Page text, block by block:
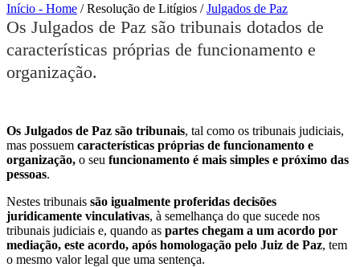
Início - Home /Resolução de Litígios /Julgados de Paz
Os Julgados de Paz são tribunais dotados de
características próprias de funcionamento e
organização.
Os Julgados de Paz são tribunais, tal como os tribunais judiciais,
mas possuem características próprias de funcionamento e
organização, o seu funcionamento é mais simples e próximo das
pessoas.
Nestes tribunais são igualmente proferidas decisões
juridicamente vinculativas, à semelhança do que sucede nos
tribunais judiciais e, quando as partes chegam a um acordo por
mediação, este acordo, após homologação pelo Juiz de Paz, tem
o mesmo valor legal que uma sentença.